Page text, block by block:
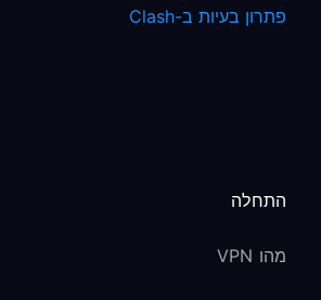
פתרון בעיות ב-Clash
התחלה
מהו VPN